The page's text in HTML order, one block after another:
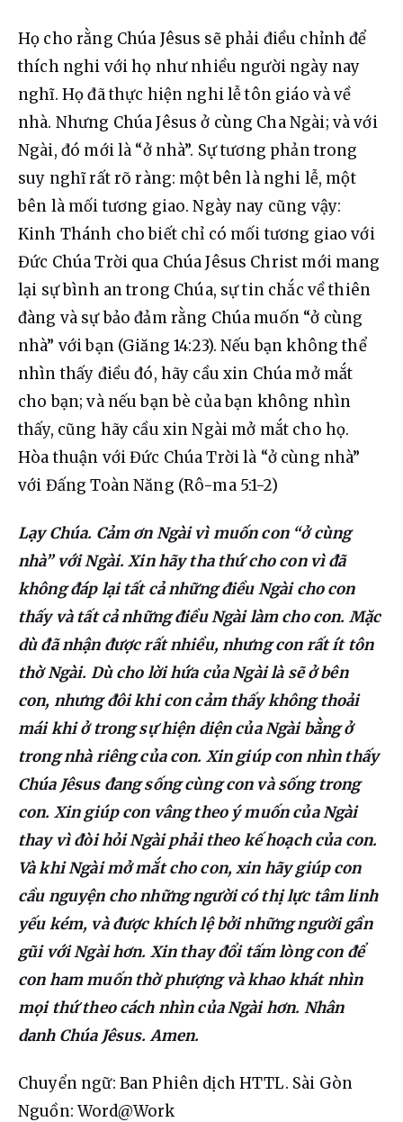
Họ cho rằng Chúa Jêsus sẽ phải điều chỉnh để
thích nghi với họ như nhiều người ngày nay
nghĩ. Họ đã thực hiện nghi lễ tôn giáo và về
nhà. Nhưng Chúa Jêsus ở cùng Cha Ngài; và với
Ngài, đó mới là “ở nhà”. Sự tương phản trong
suy nghĩ rất rõ ràng: một bên là nghi lễ, một
bên là mối tương giao. Ngày nay cũng vậy:
Kinh Thánh cho biết chỉ có mối tương giao với
Đức Chúa Trời qua Chúa Jêsus Christ mới mang
lại sự bình an trong Chúa, sự tin chắc về thiên
đàng và sự bảo đảm rằng Chúa muốn “ở cùng
nhà” với bạn (Giăng 14:23). Nếu bạn không thể
nhìn thấy điều đó, hãy cầu xin Chúa mở mắt
cho bạn; và nếu bạn bè của bạn không nhìn
thấy, cũng hãy cầu xin Ngài mở mắt cho họ.
Hòa thuận với Đức Chúa Trời là “ở cùng nhà”
với Đấng Toàn Năng (Rô-ma 5:1-2)
Lạy Chúa. Cảm ơn Ngài vì muốn con “ở cùng
nhà” với Ngài. Xin hãy tha thứ cho con vì đã
không đáp lại tất cả những điều Ngài cho con
thấy và tất cả những điều Ngài làm cho con. Mặc
dù đã nhận được rất nhiều, nhưng con rất ít tôn
thờ Ngài. Dù cho lời hứa của Ngài là sẽ ở bên
con, nhưng đôi khi con cảm thấy không thoải
mái khi ở trong sự hiện diện của Ngài bằng ở
trong nhà riêng của con. Xin giúp con nhìn thấy
Chúa Jêsus đang sống cùng con và sống trong
con. Xin giúp con vâng theo ý muốn của Ngài
thay vì đòi hỏi Ngài phải theo kế hoạch của con.
Và khi Ngài mở mắt cho con, xin hãy giúp con
cầu nguyện cho những người có thị lực tâm linh
yếu kém, và được khích lệ bởi những người gần
gũi với Ngài hơn. Xin thay đổi tấm lòng con để
con ham muốn thờ phượng và khao khát nhìn
mọi thứ theo cách nhìn của Ngài hơn. Nhân
danh Chúa Jêsus. Amen.
Chuyển ngữ: Ban Phiên dịch HTTL. Sài Gòn
Nguồn: Word@Work